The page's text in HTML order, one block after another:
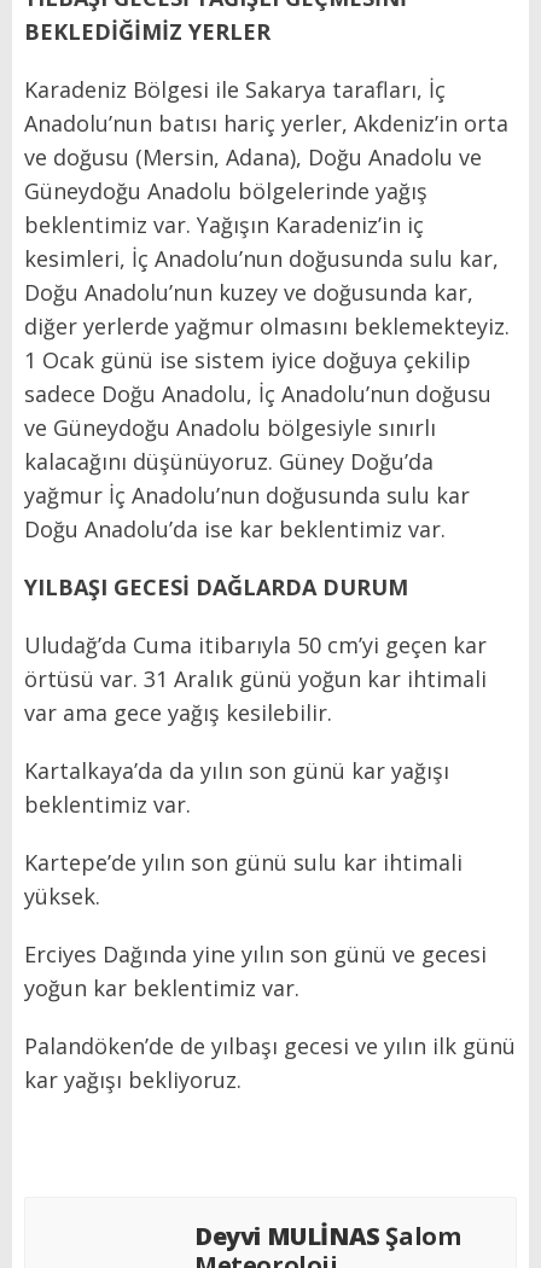
BEKLEDİĞİMİZ YERLER
Karadeniz Bölgesi ile Sakarya tarafları, İç
Anadolu’nun batısı hariç yerler, Akdeniz’in orta
ve doğusu (Mersin, Adana), Doğu Anadolu ve
Güneydoğu Anadolu bölgelerinde yağış
beklentimiz var. Yağışın Karadeniz’in iç
kesimleri, İç Anadolu’nun doğusunda sulu kar,
Doğu Anadolu’nun kuzey ve doğusunda kar,
diğer yerlerde yağmur olmasını beklemekteyiz.
1 Ocak günü ise sistem iyice doğuya çekilip
sadece Doğu Anadolu, İç Anadolu’nun doğusu
ve Güneydoğu Anadolu bölgesiyle sınırlı
kalacağını düşünüyoruz. Güney Doğu’da
yağmur İç Anadolu’nun doğusunda sulu kar
Doğu Anadolu’da ise kar beklentimiz var.
YILBAŞI GECESİ DAĞLARDA DURUM
Uludağ’da Cuma itibarıyla 50 cm’yi geçen kar
örtüsü var. 31 Aralık günü yoğun kar ihtimali
var ama gece yağış kesilebilir.
Kartalkaya’da da yılın son günü kar yağışı
beklentimiz var.
Kartepe’de yılın son günü sulu kar ihtimali
yüksek.
Erciyes Dağında yine yılın son günü ve gecesi
yoğun kar beklentimiz var.
Palandöken’de de yılbaşı gecesi ve yılın ilk günü
kar yağışı bekliyoruz.
Deyvi MULİNAS Şalom